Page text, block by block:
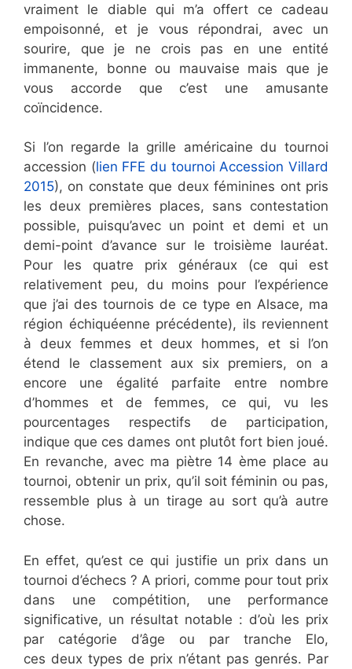
vraiment le diable qui m’a offert ce cadeau
empoisonné, et je vous répondrai, avec un
sourire, que je ne crois pas en une entité
immanente, bonne ou mauvaise mais que je
vous accorde que c’est une amusante
coïncidence.
Si l’on regarde la grille américaine du tournoi
accession (lien FFE du tournoi Accession Villard
2015), on constate que deux féminines ont pris
les deux premières places, sans contestation
possible, puisqu’avec un point et demi et un
demi-point d’avance sur le troisième lauréat.
Pour les quatre prix généraux (ce qui est
relativement peu, du moins pour l’expérience
que j’ai des tournois de ce type en Alsace, ma
région échiquéenne précédente), ils reviennent
à deux femmes et deux hommes, et si l’on
étend le classement aux six premiers, on a
encore une égalité parfaite entre nombre
d’hommes et de femmes, ce qui, vu les
pourcentages respectifs de participation,
indique que ces dames ont plutôt fort bien joué.
En revanche, avec ma piètre 14 ème place au
tournoi, obtenir un prix, qu’il soit féminin ou pas,
ressemble plus à un tirage au sort qu’à autre
chose.
En effet, qu’est ce qui justifie un prix dans un
tournoi d’échecs ? A priori, comme pour tout prix
dans une compétition, une performance
significative, un résultat notable : d’où les prix
par catégorie d’âge ou par tranche Elo,
ces deux types de prix n’étant pas genrés. Par